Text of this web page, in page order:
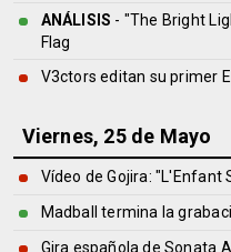
ANÁLISIS - "The Bright
Flag
V3ctors editan su primer
Viernes, 25 de Mayo
Vídeo de Gojira: "L'Enfant
Madball termina la
Gira española de Sonata